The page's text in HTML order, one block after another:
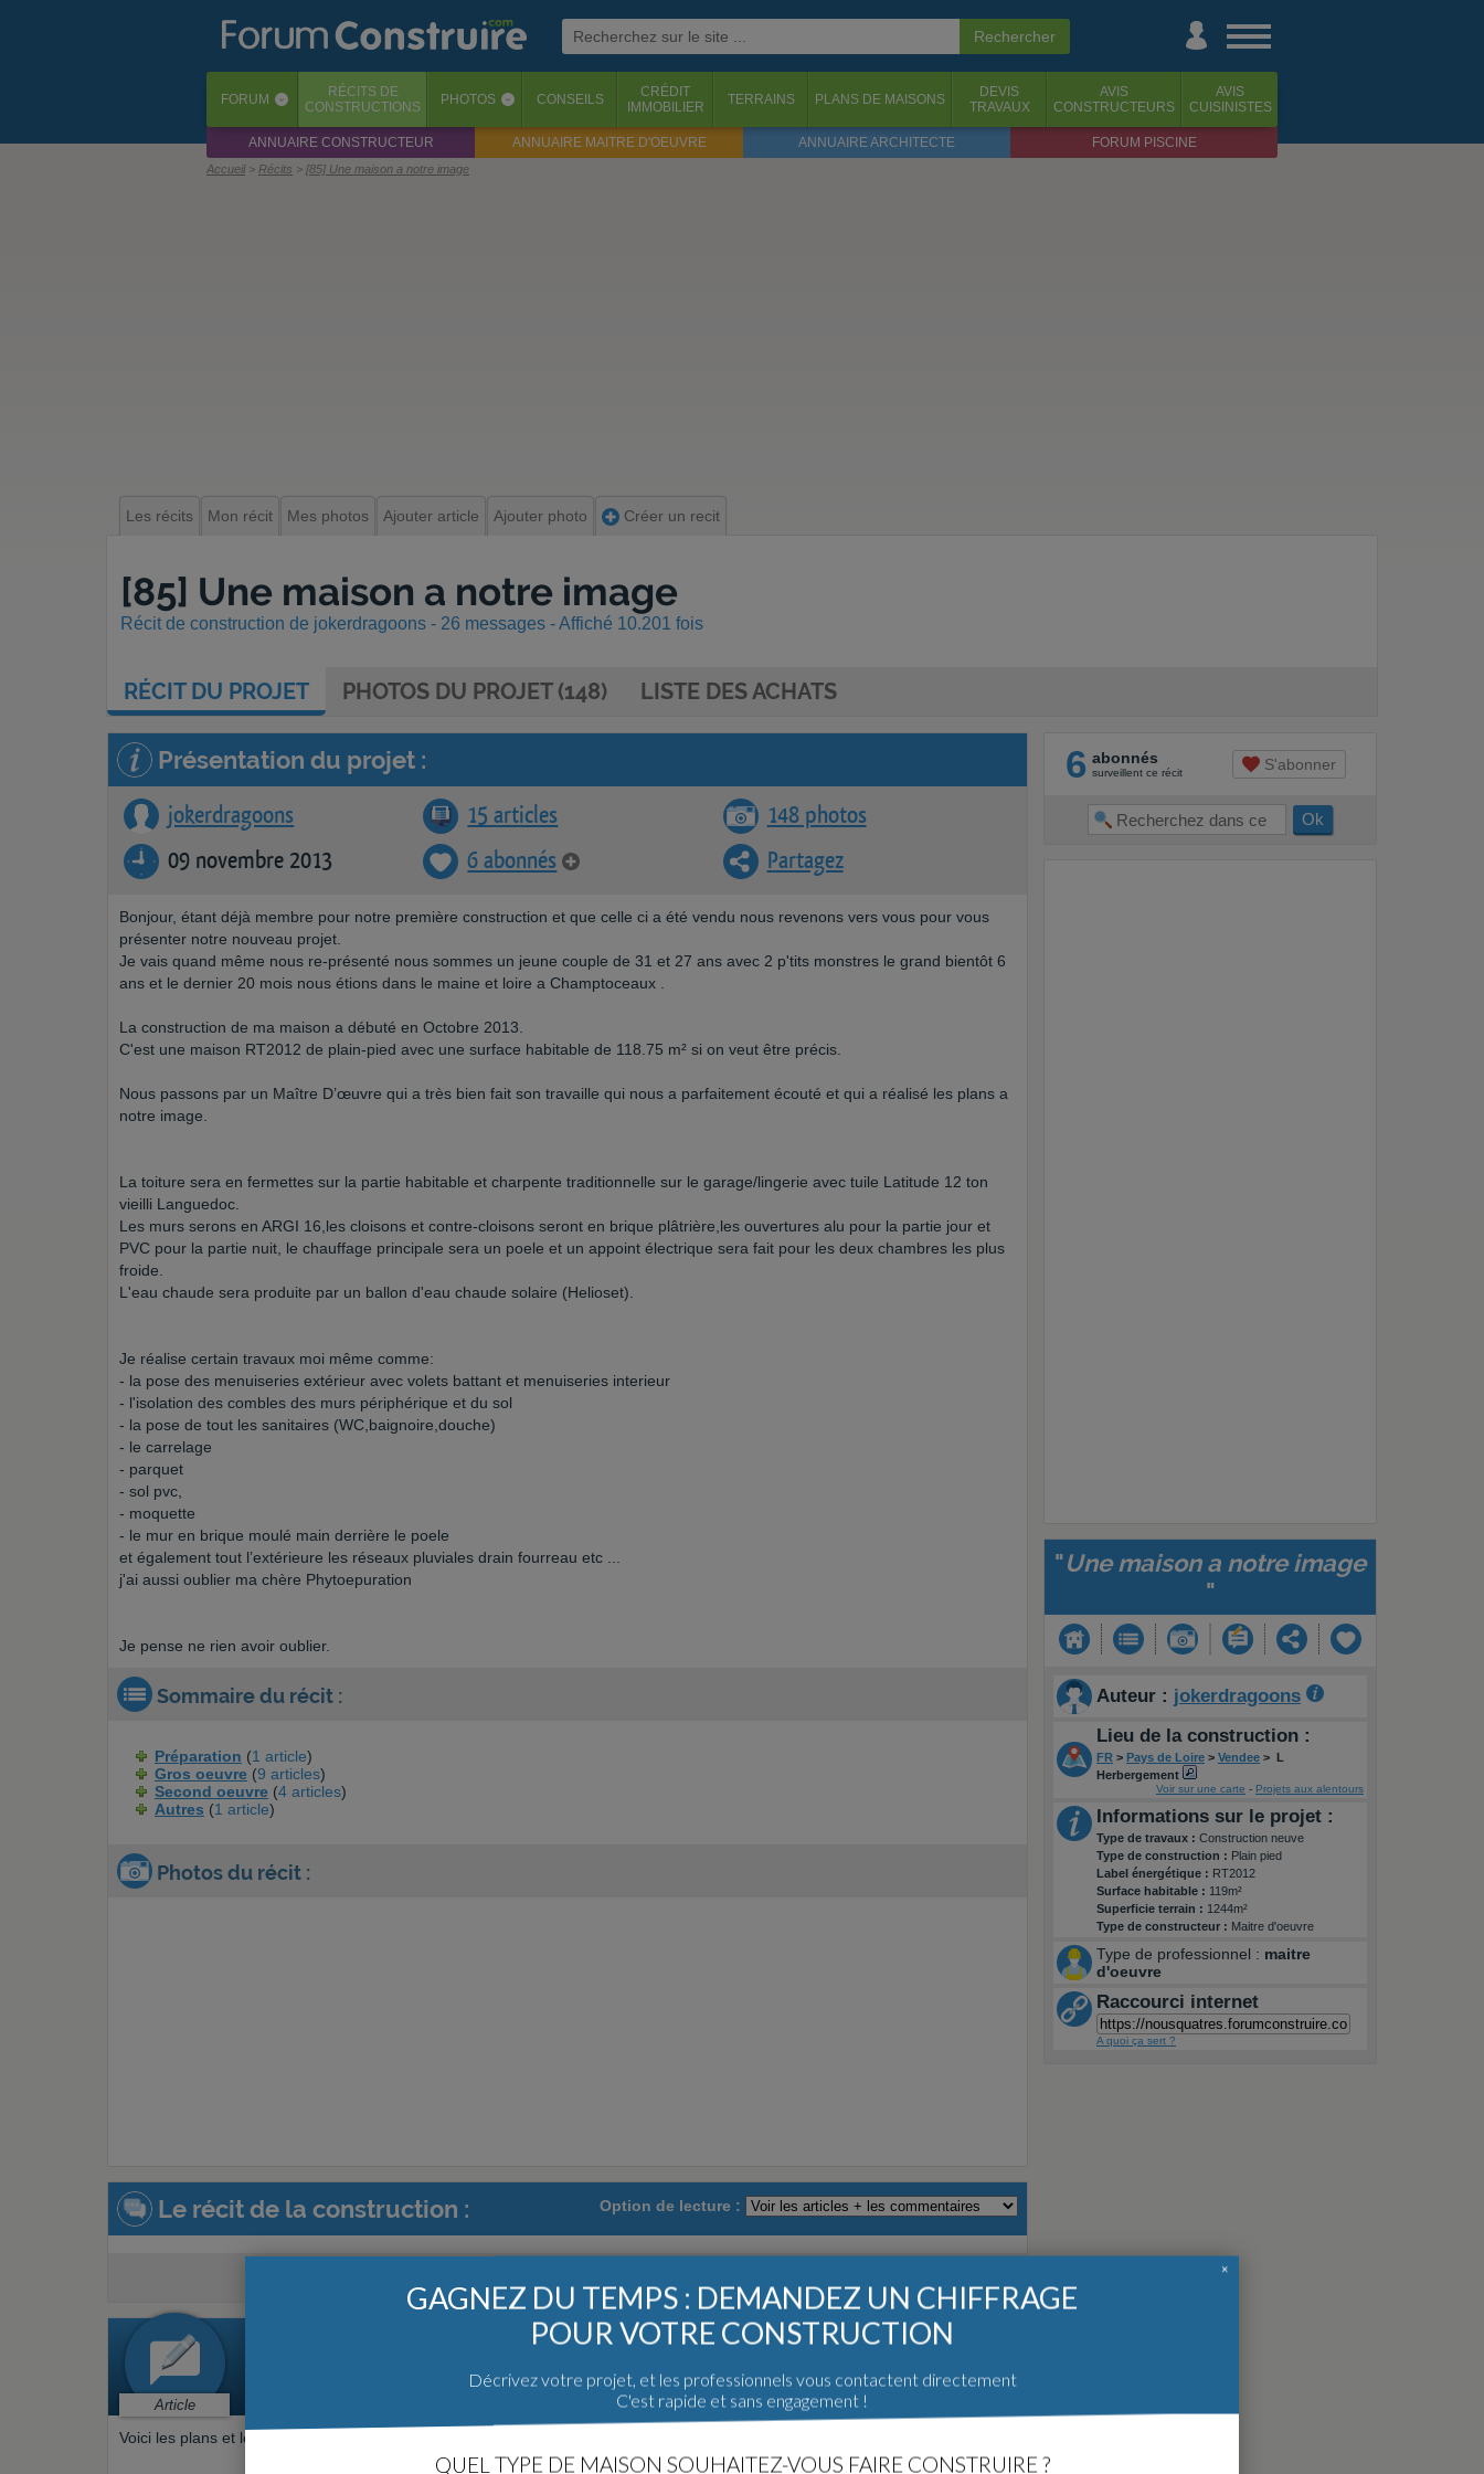
FORUM ‹ RÉCITS DE
CONSTRUCTIONS
PHOTOS ‹ CONSEILS
CRÉDIT
IMMOBILIER
TERRAINS PLANS DE MAISONS
DEVIS
TRAVAUX
AVIS
CONSTRUCTEURS
AVIS
CUISINISTES
ANNUAIRE CONSTRUCTEUR ANNUAIRE MAITRE D'OEUVRE ANNUAIRE ARCHITECTE FORUM PISCINE
Accueil Récits [85] Une maison a notre image
Les récits Mon récit Mes photos Ajouter article Ajouter photo Créer un recit
[85] Une maison a notre image
Récit de construction de jokerdragoons - 26 messages - Affiché 10.201 fois
RÉCITDU PROJET PHOTOS DU PROJET (148) LISTE DES ACHATS
Présentation du projet :
jokerdragoons 15 articles
148 photos
09 novembre 2013
6 abonnés Partagez
Bonjour, étant déjà membre pour notre première construction et que celle ci a été vendu nous revenons vers vous pour vous
présenter notre nouveau projet.
Je vais quand même nous re-présenté nous sommes un jeune couple de 31 et 27 ans avec 2 p'tits monstres le grand bientôt 6
ans et le dernier 20 mois nous étions dans le maine et loire a Champtoceaux .
La construction de ma maison a débuté en Octobre 2013.
C'est une maison RT2012 de plain-pied avec une surface habitable de 118.75 m² si on veut être précis.
Nous passons par un Maître D’œuvre qui a très bien fait son travaille qui nous a parfaitement écouté et qui a réalisé les plans a
notre image.
La toiture sera en fermettes sur la partie habitable et charpente traditionnelle sur le garage/lingerie avec tuile Latitude 12 ton
vieilli Languedoc.
Les murs serons en ARGI 16,les cloisons et contre-cloisons seront en brique plâtrière,les ouvertures alu pour la partie jour et
PVC pour la partie nuit, le chauffage principale sera un poele et un appoint électrique sera fait pour les deux chambres les plus
froide.
L'eau chaude sera produite par un ballon d'eau chaude solaire (Helioset).
Je réalise certain travaux moi même comme:
- la pose des menuiseries extérieur avec volets battant et menuiseries interieur
- l'isolation des combles des murs périphérique et du sol
- la pose de tout les sanitaires (WC,baignoire,douche)
- le carrelage
- parquet
- sol pvc,
- moquette
- le mur en brique moulé main derrière le poele
et également tout l’extérieure les réseaux pluviales drain fourreau etc ...
j'ai aussi oublier ma chère Phytoepuration
Je pense ne rien avoir oublier.
Sommaire du récit :
Préparation (1 article)
Gros oeuvre (9 articles)
Second oeuvre (4 articles)
Autres (1 article)
Photos du récit :
Option de lecture :
Le récit de la construction :
Article
Préparation > Plan de maison
Voici les plans et les façades
6 abonnés
surveillent ce récit S'abonner
"Une maison a notre image
"
Auteur : jokerdragoons
Lieu de la construction :
FR > Pays de Loire > Vendee > L
Herbergement
Voir sur une carte - Projets aux alentours
Informations sur le projet :
Type de travaux : Construction neuve
Type de construction : Plain pied
Label énergétique : RT2012
Surface habitable : 119m²
Superficie terrain : 1244m²
Type de constructeur : Maitre d'oeuvre
Type de professionnel : maitre
d'oeuvre
Raccourci internet
A quoi ça sert ?
GAGNEZ DU TEMPS : DEMANDEZ UN CHIFFRAGE
POUR VOTRE CONSTRUCTION
Décrivez votre projet, et les professionnels vous contactent directement
C'est rapide et sans engagement !
QUEL TYPE DE MAISON SOUHAITEZ-VOUS FAIRE CONSTRUIRE ?
×